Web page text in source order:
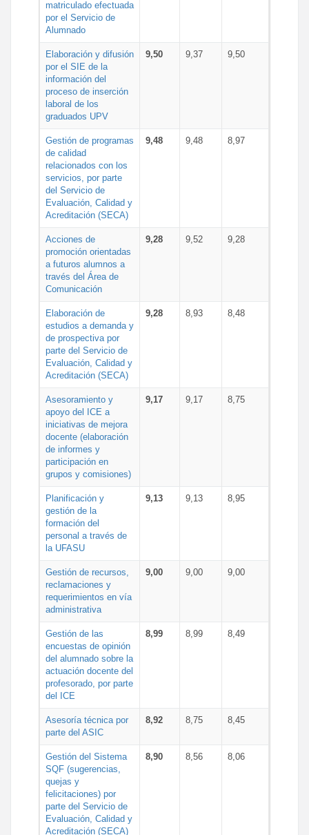
matriculado efectuada
por el Servicio de
Alumnado
Elaboración y difusión
por el SIE de la
información del
proceso de inserción
laboral de los
graduados UPV
9,50 9,37 9,50
Gestión de programas
de calidad
relacionados con los
servicios, por parte
del Servicio de
Evaluación, Calidad y
Acreditación (SECA)
9,48 9,48 8,97
Acciones de
promoción orientadas
a futuros alumnos a
través del Área de
Comunicación
9,28 9,52 9,28
Elaboración de
estudios a demanda y
de prospectiva por
parte del Servicio de
Evaluación, Calidad y
Acreditación (SECA)
9,28 8,93 8,48
Asesoramiento y
apoyo del ICE a
iniciativas de mejora
docente (elaboración
de informes y
participación en
grupos y comisiones)
9,17 9,17 8,75
Planificación y
gestión de la
formación del
personal a través de
la UFASU
9,13 9,13 8,95
Gestión de recursos,
reclamaciones y
requerimientos en vía
administrativa
9,00 9,00 9,00
Gestión de las
encuestas de opinión
del alumnado sobre la
actuación docente del
profesorado, por parte
del ICE
8,99 8,99 8,49
Asesoría técnica por
parte del ASIC
8,92 8,75 8,45
Gestión del Sistema
SQF (sugerencias,
quejas y
felicitaciones) por
parte del Servicio de
Evaluación, Calidad y
Acreditación (SECA)
8,90 8,56 8,06